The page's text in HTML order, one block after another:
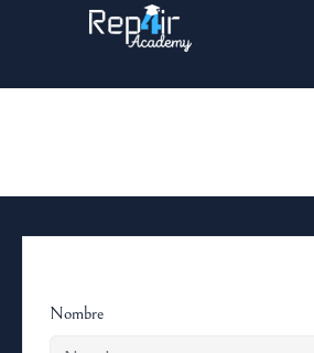
Nombre